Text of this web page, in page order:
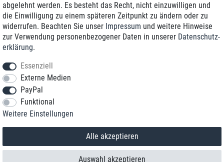
+49 8989 96160*
*Sie erreichen uns zum Ortstarif von Montag bis Freitag von 9 Uhr - 18 Uhr.
© 2018 TOP TEN Computervertrieb GmbH
abgelehnt werden. Es besteht das Recht, nicht einzuwilligen und
die Einwilligung zu einem späteren Zeitpunkt zu ändern oder zu
widerrufen. Beachten Sie unser Impressum und weitere Hinweise
zur Verwendung personenbezogener Daten in unserer Daten­schutz­
erklärung.
Essenziell
Externe Medien
PayPal
Funktional
Weitere Einstellungen
Alle akzeptieren
Auswahl akzeptieren